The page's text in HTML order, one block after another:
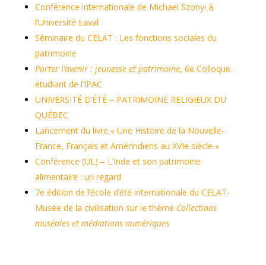
Conférence internationale de Michael Szonyi à
l’Université Laval
Séminaire du CELAT : Les fonctions sociales du
patrimoine
Porter l’avenir : jeunesse et patrimoine, 6e Colloque
étudiant de l’IPAC
UNIVERSITÉ D’ÉTÉ – PATRIMOINE RELIGIEUX DU
QUÉBEC
Lancement du livre « Une Histoire de la Nouvelle-
France, Français et Amérindiens au XVIe siècle »
Conférence (UL) – L’Inde et son patrimoine
alimentaire : un regard
7e édition de l’école d’été internationale du CELAT-
Musée de la civilisation sur le thème Collections
muséales et médiations numériques